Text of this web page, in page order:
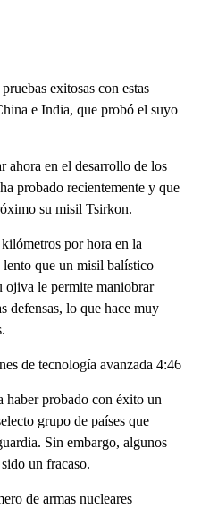
exitosas con estas
e India, que probó el suyo
ahora en el desarrollo de los
probado recientemente y que
su misil Tsirkon.
por hora en la
lento que un misil balístico
ojiva le permite maniobrar
defensas, lo que hace muy
de tecnología avanzada 4:46
haber probado con éxito un
grupo de países que
Sin embargo, algunos
un fracaso.
de armas nucleares